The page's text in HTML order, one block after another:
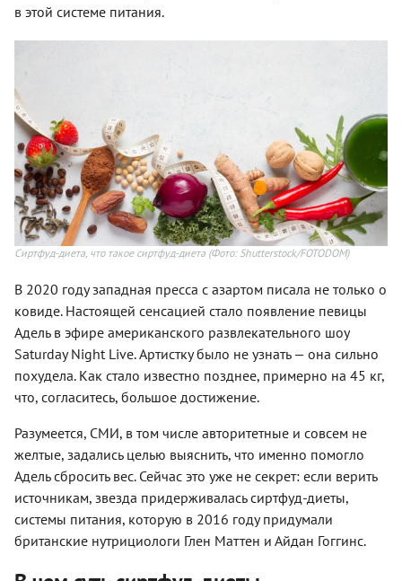
в этой системе питания.
Сиртфуд-диета, что такое сиртфуд-диета (Фото: Shutterstock/FOTODOM)
В 2020 году западная пресса с азартом писала не только о
ковиде. Настоящей сенсацией стало появление певицы
Адель в эфире американского развлекательного шоу
Saturday Night Live. Артистку было не узнать — она сильно
похудела. Как стало известно позднее, примерно на 45 кг,
что, согласитесь, большое достижение.
Разумеется, СМИ, в том числе авторитетные и совсем не
желтые, задались целью выяснить, что именно помогло
Адель сбросить вес. Сейчас это уже не секрет: если верить
источникам, звезда придерживалась сиртфуд-диеты,
системы питания, которую в 2016 году придумали
британские нутрициологи Глен Маттен и Айдан Гоггинс.